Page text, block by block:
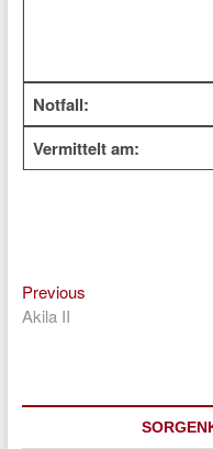
Notfall:
Vermittelt am:
PreviousPrevious
Akila II